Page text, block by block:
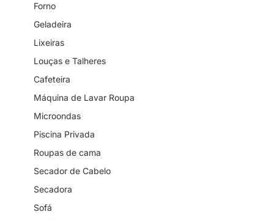
Forno
Geladeira
Lixeiras
Louças e Talheres
Cafeteira
Máquina de Lavar Roupa
Microondas
Piscina Privada
Roupas de cama
Secador de Cabelo
Secadora
Sofá